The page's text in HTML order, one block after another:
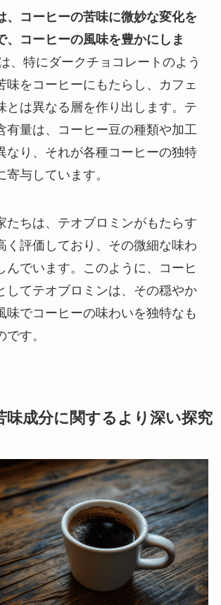
、コーヒーの苦味に微妙な変化を
、コーヒーの風味を豊かにしま
、特にダークチョコレートのよう
味をコーヒーにもたらし、カフェ
とは異なる層を作り出します。テ
有量は、コーヒー豆の種類や加工
なり、それが各種コーヒーの独特
与しています。
たちは、テオブロミンがもたらす
く評価しており、その微細な味わ
んでいます。このように、コーヒ
してテオブロミンは、その穏やか
味でコーヒーの味わいを独特なも
す。
味成分に関するより深い探究